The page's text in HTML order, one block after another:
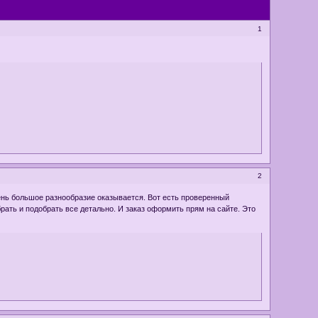
1
2
большое разнообразие оказывается. Вот есть проверенный
и подобрать все детально. И заказ оформить прям на сайте. Это